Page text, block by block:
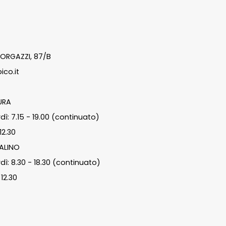
87/B
7.15 - 19.00 (continuato)
8.30 - 18.30 (continuato)